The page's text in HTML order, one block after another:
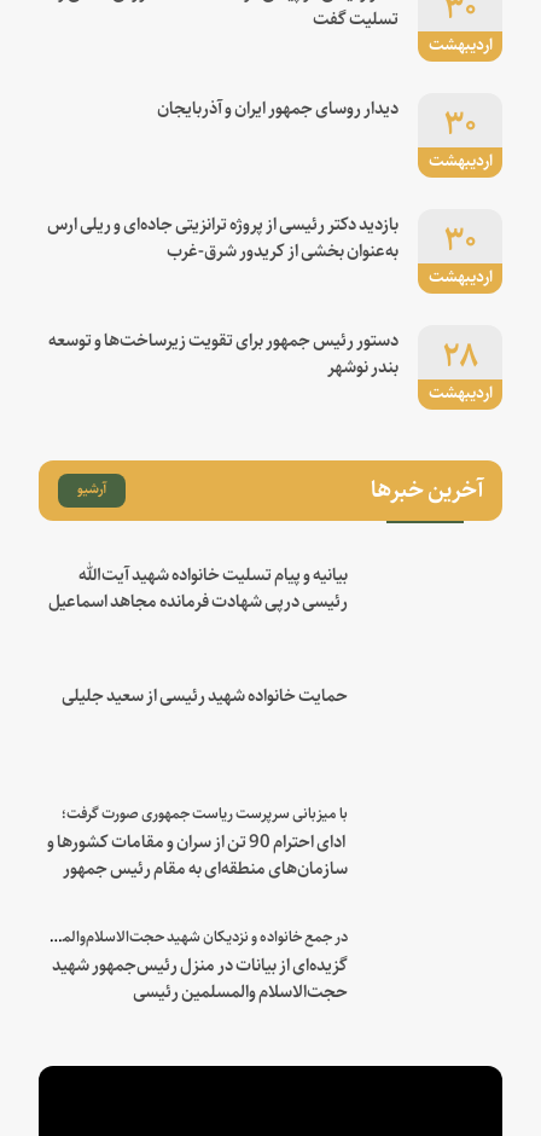
اردیبهشت
تسلیت گفت
اردیبهشت
۳۰ دیدار روسای جمهور ایران و آذربایجان
اردیبهشت
۳۰
بازدید دکتر رئیسی از پروژه ترانزیتی جاده‌ای و ریلی ارس
به‌عنوان بخشی از کریدور شرق-غرب
اردیبهشت
۲۸
دستور رئیس جمهور برای تقویت زیرساخت‌ها و توسعه
بندر نوشهر
آخرین خبرها آرشیو
بیانیه و پیام تسلیت خانواده شهید آیت‌الله
رئیسی درپی شهادت فرمانده مجاهد اسماعیل
حمایت خانواده شهید رئیسی از سعید جلیلی
با میزبانی سرپرست ریاست جمهوری صورت گرفت؛
ادای احترام 90 تن از سران و مقامات کشورها و
سازمان‌های منطقه‌ای به مقام رئیس جمهور
در جمع خانواده و نزدیکان شهید حجت‌الاسلام‌والمسلمین رئیسی:
گزیده‌ای از بیانات در منزل رئیس‌جمهور شهید
حجت‌الاسلام والمسلمین رئیسی